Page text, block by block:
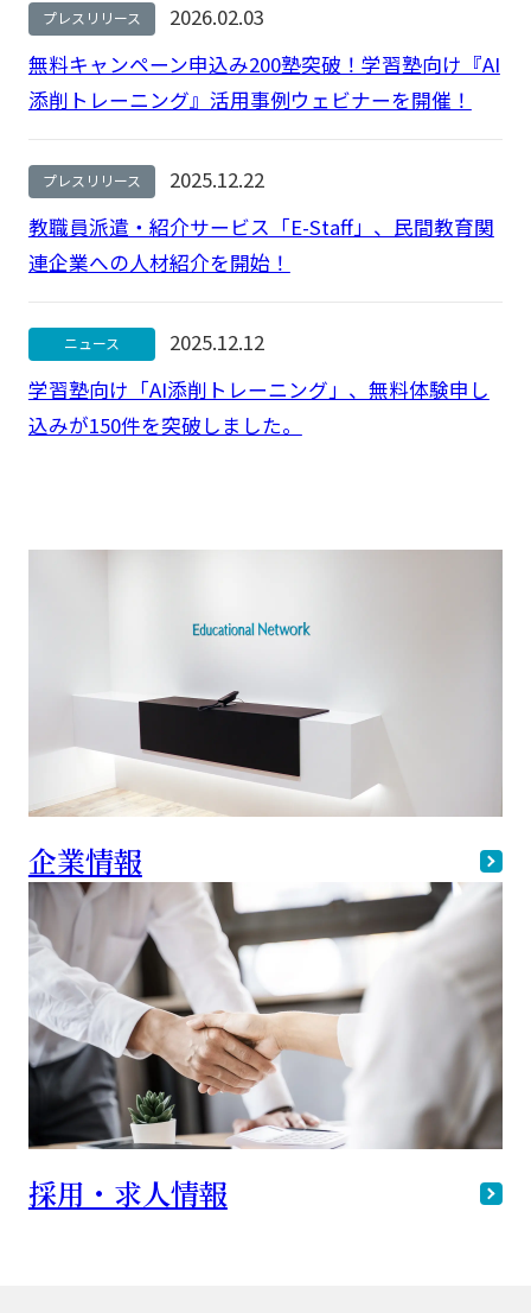
プレスリリース
2026.02.03
無料キャンペーン申込み200塾突破！学習塾向け『AI
添削トレーニング』活用事例ウェビナーを開催！
プレスリリース
2025.12.22
教職員派遣・紹介サービス「E-Staff」、民間教育関
連企業への人材紹介を開始！
ニュース
2025.12.12
学習塾向け「AI添削トレーニング」、無料体験申し
込みが150件を突破しました。
企業情報
採用・求人情報